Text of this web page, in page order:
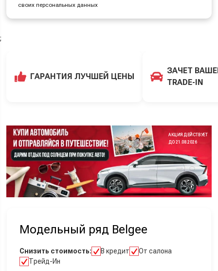
своих персональных данных
;
ГАРАНТИЯ ЛУЧШЕЙ ЦЕНЫ
ЗАЧЕТ
TRADE-IN
АКЦИЯ ДЕЙСТВУЕТ
ДО 21.08.2026
Модельный ряд Belgee
Снизить стоимость: В кредит
От салона
Трейд-Ин